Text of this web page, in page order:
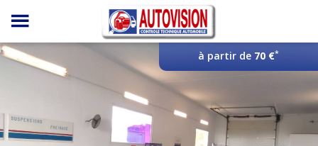
Panneau de gestion des cookies
à partir de 70 €*